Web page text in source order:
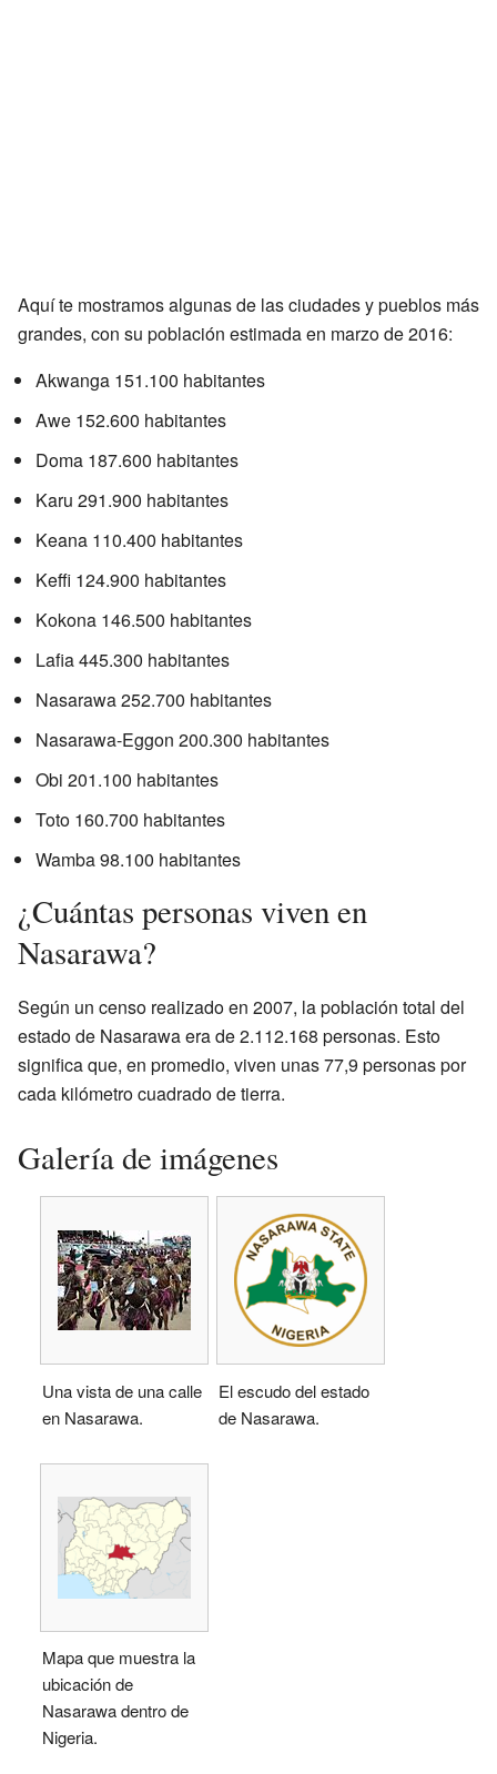
Aquí te mostramos algunas de las ciudades y pueblos más
grandes, con su población estimada en marzo de 2016:
Akwanga 151.100 habitantes
Awe 152.600 habitantes
Doma 187.600 habitantes
Karu 291.900 habitantes
Keana 110.400 habitantes
Keffi 124.900 habitantes
Kokona 146.500 habitantes
Lafia 445.300 habitantes
Nasarawa 252.700 habitantes
Nasarawa-Eggon 200.300 habitantes
Obi 201.100 habitantes
Toto 160.700 habitantes
Wamba 98.100 habitantes
¿Cuántas personas viven en
Nasarawa?
Según un censo realizado en 2007, la población total del
estado de Nasarawa era de 2.112.168 personas. Esto
significa que, en promedio, viven unas 77,9 personas por
cada kilómetro cuadrado de tierra.
Galería de imágenes
Una vista de una calle
en Nasarawa.
El escudo del estado
de Nasarawa.
Mapa que muestra la
ubicación de
Nasarawa dentro de
Nigeria.